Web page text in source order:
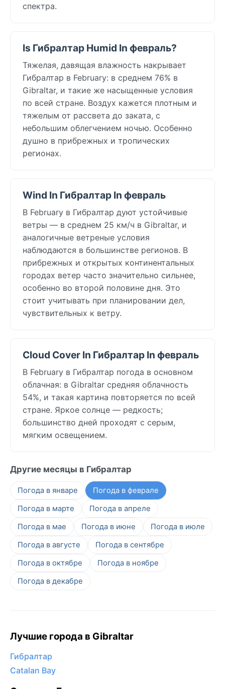
спектра.
Is Гибралтар Humid In февраль?
Тяжелая, давящая влажность накрывает
Гибралтар в February: в среднем 76% в
Gibraltar, и такие же насыщенные условия
по всей стране. Воздух кажется плотным и
тяжелым от рассвета до заката, с
небольшим облегчением ночью. Особенно
душно в прибрежных и тропических
регионах.
Wind In Гибралтар In февраль
В February в Гибралтар дуют устойчивые
ветры — в среднем 25 км/ч в Gibraltar, и
аналогичные ветреные условия
наблюдаются в большинстве регионов. В
прибрежных и открытых континентальных
городах ветер часто значительно сильнее,
особенно во второй половине дня. Это
стоит учитывать при планировании дел,
чувствительных к ветру.
Cloud Cover In Гибралтар In февраль
В February в Гибралтар погода в основном
облачная: в Gibraltar средняя облачность
54%, и такая картина повторяется по всей
стране. Яркое солнце — редкость;
большинство дней проходят с серым,
мягким освещением.
Другие месяцы в Гибралтар
Погода в январе
Погода в феврале
Погода в марте
Погода в апреле
Погода в мае
Погода в июне
Погода в июле
Погода в августе
Погода в сентябре
Погода в октябре
Погода в ноябре
Погода в декабре
Лучшие города в Gibraltar
Гибралтар
Catalan Bay